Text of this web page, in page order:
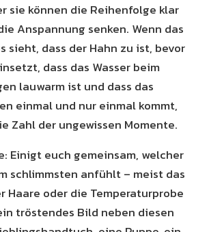
sie können die Reihenfolge klar
Anspannung senken. Wenn das
sieht, dass der Hahn zu ist, bevor
dass das Wasser beim
lauwarm ist und dass das
einmal und nur einmal kommt,
Zahl der ungewissen Momente.
Einigt euch gemeinsam, welcher
schlimmsten anfühlt – meist das
Haare oder die Temperaturprobe
tröstendes Bild neben diesen